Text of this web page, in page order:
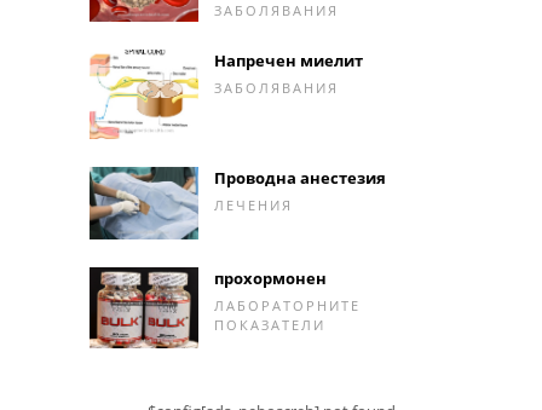
ЗАБОЛЯВАНИЯ
Напречен миелит
ЗАБОЛЯВАНИЯ
Проводна анестезия
ЛЕЧЕНИЯ
прохормонен
ЛАБОРАТОРНИТЕ
ПОКАЗАТЕЛИ